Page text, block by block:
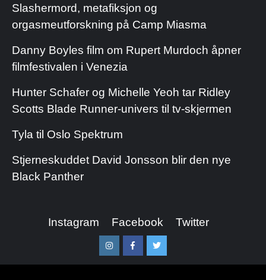
Slashermord, metafiksjon og
orgasmeutforskning på Camp Miasma
Danny Boyles film om Rupert Murdoch åpner
filmfestivalen i Venezia
Hunter Schafer og Michelle Yeoh tar Ridley
Scotts Blade Runner-univers til tv-skjermen
Tyla til Oslo Spektrum
Stjerneskuddet David Jonsson blir den nye
Black Panther
Instagram Facebook Twitter
InstagramFacebookTwitter